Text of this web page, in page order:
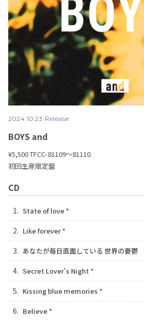
2024.10.23 Release
BOYS and
¥5,500TFCC-81109〜81110
初回生産限定盤
CD
1. State of love *
2. Like forever *
3. あなたが毎日直面している 世界の憂鬱
4. Secret Lover's Night *
5. Kissing blue memories *
6. Believe *